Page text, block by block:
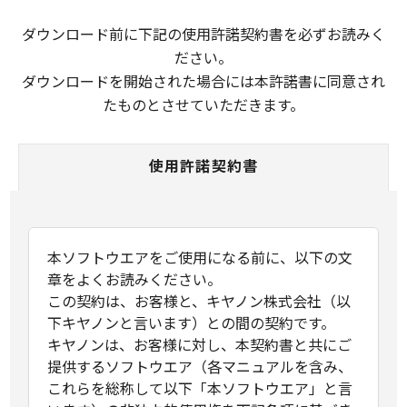
ダウンロード前に下記の使用許諾契約書を必ずお読みく
ださい。
ダウンロードを開始された場合には本許諾書に同意され
たものとさせていただきます。
使用許諾契約書
本ソフトウエアをご使用になる前に、以下の文
章をよくお読みください。
この契約は、お客様と、キヤノン株式会社（以
下キヤノンと言います）との間の契約です。
キヤノンは、お客様に対し、本契約書と共にご
提供するソフトウエア（各マニュアルを含み、
これらを総称して以下「本ソフトウエア」と言